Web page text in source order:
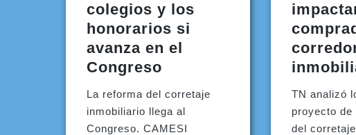
colegios y los
honorarios si
avanza en el
Congreso
La reforma del corretaje
inmobiliario llega al
Congreso. CAMESI
TN analizó
proyecto de
del